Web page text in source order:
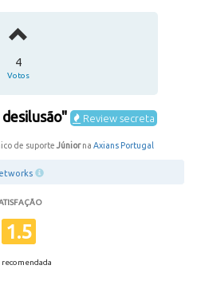
4
Votos
desilusão" Review secreta
de suporte Júniorna Axians Portugal
1.5
recomendada